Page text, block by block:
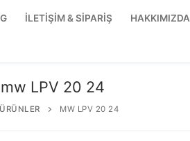
İLETİŞİM & SİPARİŞ HAKKIMIZDA
mw LPV 20 24
ÜRÜNLER MW LPV 20 24